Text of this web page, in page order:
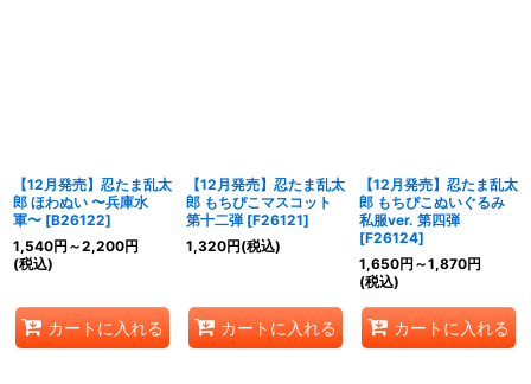
【12月発売】忍たま乱太
郎 ほわぬい 〜兵庫水
軍〜 [B26122]
1,540円 ～2,200円
(税込)
カートに入れる
【12月発売】忍たま乱太
郎 もちぴこマスコット
第十二弾 [F26121]
1,320円(税込)
カートに入れる
【12月発売】忍たま乱太
郎 もちぴこぬいぐるみ
私服ver. 第四弾
[F26124]
1,650円 ～1,870円
(税込)
カートに入れる